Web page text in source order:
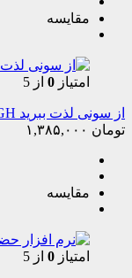
مقایسه
امتیاز 0 از 5
از سونی لذت ببرید 5MP LENS DARKLIGH
تومان
مقایسه
امتیاز 0 از 5